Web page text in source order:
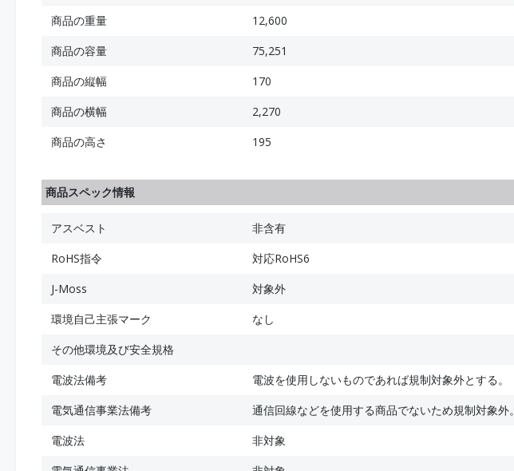
商品の重量
12,600
商品の容量
75,251
商品の縦幅
170
商品の横幅
2,270
商品の高さ
195
商品スペック情報
アスベスト
非含有
RoHS指令
対応RoHS6
J-Moss
対象外
環境自己主張マーク
なし
その他環境及び安全規格
電波法備考
電波を使用しないものであれば規制対象外とする。
電気通信事業法備考
通信回線などを使用する商品でないため規制対象外。
電波法
非対象